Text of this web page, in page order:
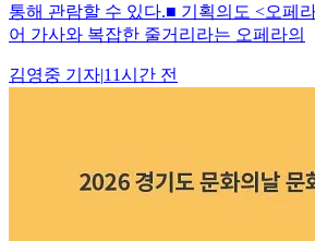
통해 관람할 수 있다.■ 기획의도 <오페
어 가사와 복잡한 줄거리라는 오페라의
김영중 기자|11시간 전